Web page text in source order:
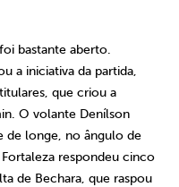
bastante aberto.
a iniciativa da partida,
que criou a
O volante Denílson
de longe, no ângulo de
respondeu cinco
de Bechara, que raspou